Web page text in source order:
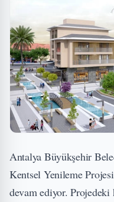
Antalya Büyükşehir
Kentsel Yenileme
devam ediyor. Projedeki